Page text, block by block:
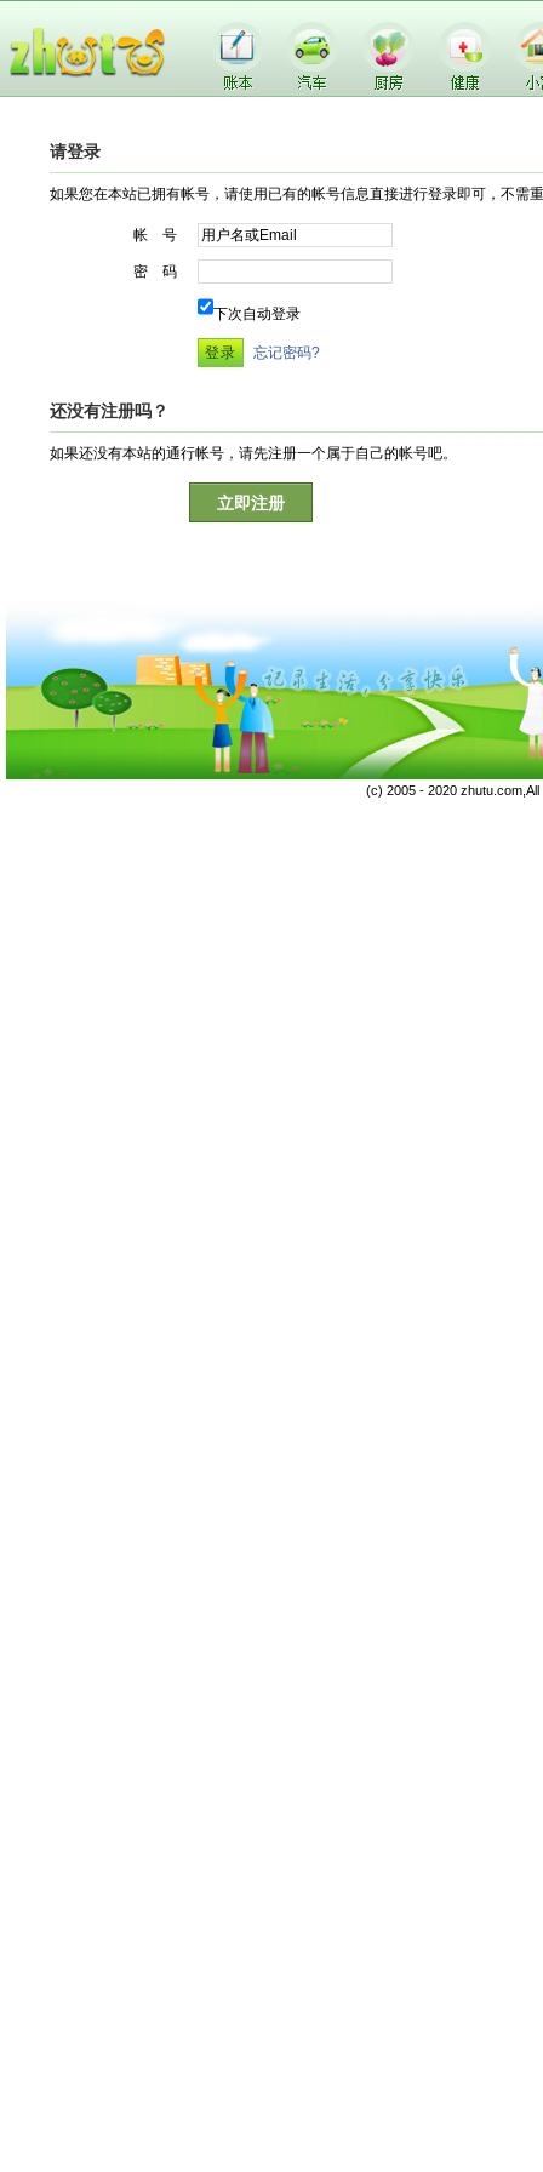
请登录
如果您在本站已拥有帐号，请使用已有的帐号信息直接进行登录即可，不需
帐 号
密 码
下次自动登录
忘记密码?
还没有注册吗？
如果还没有本站的通行帐号，请先注册一个属于自己的帐号吧。
立即注册
(c) 2005 - 2020